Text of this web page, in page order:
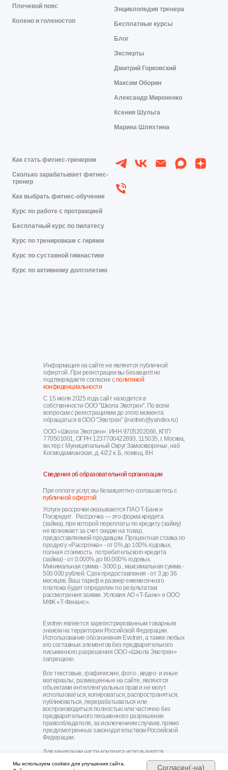
Мы используем cookies для улучшения сайта.
Согласен(-на)
Плечевой пояс
Колено и голеностоп
Энциклопедия тренера
Бесплатные курсы
Блог
Эксперты
Дмитрий Горковский
Максим Оборин
Александр Мироненко
Ксения Шульга
Марина Шляхтина
Как стать фитнес-тренером
Сколько зарабатывает фитнес-
тренер
Как выбрать фитнес-обучение
Курс по работе с протракцией
Бесплатный курс по пилатесу
Курс по тренировкам с гирями
Курс по суставной гимнастике
Курс по активному долголетию
Информация на сайте не является публичной
офертой. При регистрации вы безакцептно
подтверждаете согласие сполитикой
конфиденциальности
При оплате услуг, вы безакцептно соглашаетесь с
публичной офертой
ООО «Школа Эвотрен». ИНН 9705202066, КПП
770501001, ОГРН 1237700422893, 115035, г. Москва,
вн.тер.г. Муниципальный Округ Замоскворечье, наб
Космодамианская, д. 4/22 к. Б, помещ. 8Н
С 15 июля 2025 года сайт находится в
собственности ООО "Школа Эвотрен". По всем
вопросам с регистрациями до этого момента
обращаться в ООО "Эвотрен" (evotren@yandex.ru)
Услуги рассрочки оказываются ПАО Т-Банк и
Поскредит. Рассрочка — это форма кредита
(займа), при которой переплаты по кредиту (займу)
не возникает за счет скидки на товар,
предоставляемой продавцом. Процентная ставка по
продукту «Рассрочка» - от 0% до 100% годовых,
полная стоимость потребительского кредита
(займа) - от 0.000% до 60.000% годовых.
Минимальная сумма - 3000 р., максимальная сумма -
500 000 рублей. Срок предоставления - от 3 до 36
месяцев. Ваш тариф и размер ежемесячного
платежа будет определен по результатам
рассмотрения заявки. Условия АО «Т-Банк» и ООО
МФК «Т-Финанс».
Evotren является зарегистрированным товарным
знаком на территории Российской Федерации.
Использование обозначения Evotren, а также любых
его составных элементов без предварительного
письменного разрешения ООО «Школа Эвотрен»
запрещено.
Все текстовые, графические, фото-, видео- и иные
материалы, размещенные на сайте, являются
объектами интеллектуальных прав и не могут
использоваться, копироваться, распространяться,
публиковаться, перерабатываться или
воспроизводиться полностью или частично без
предварительного письменного разрешения
правообладателя, за исключением случаев, прямо
предусмотренных законодательством Российской
Федерации.
Для генерации части контента используются
Сведения об образовательной организации